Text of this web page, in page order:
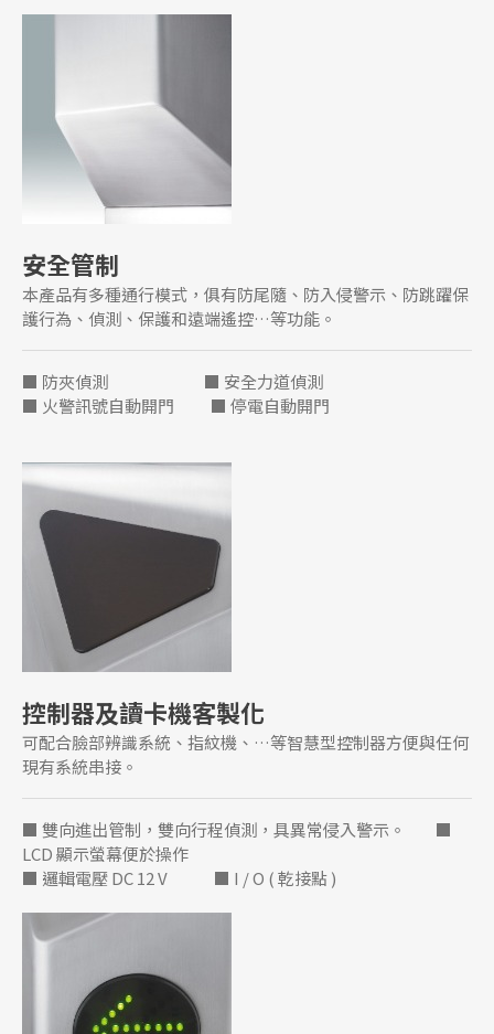
安全管制
本產品有多種通行模式，俱有防尾隨、防入侵警示、防跳躍保
護行為、偵測、保護和遠端遙控…等功能。
■ 防夾偵測 ■ 安全力道偵測
■ 火警訊號自動開門 ■ 停電自動開門
控制器及讀卡機客製化
可配合臉部辨識系統、指紋機、…等智慧型控制器方便與任何
現有系統串接。
■ 雙向進出管制，雙向行程偵測，具異常侵入警示。 ■
LCD 顯示螢幕便於操作
■ 邏輯電壓 DC 12 V ■ I / O ( 乾接點 )